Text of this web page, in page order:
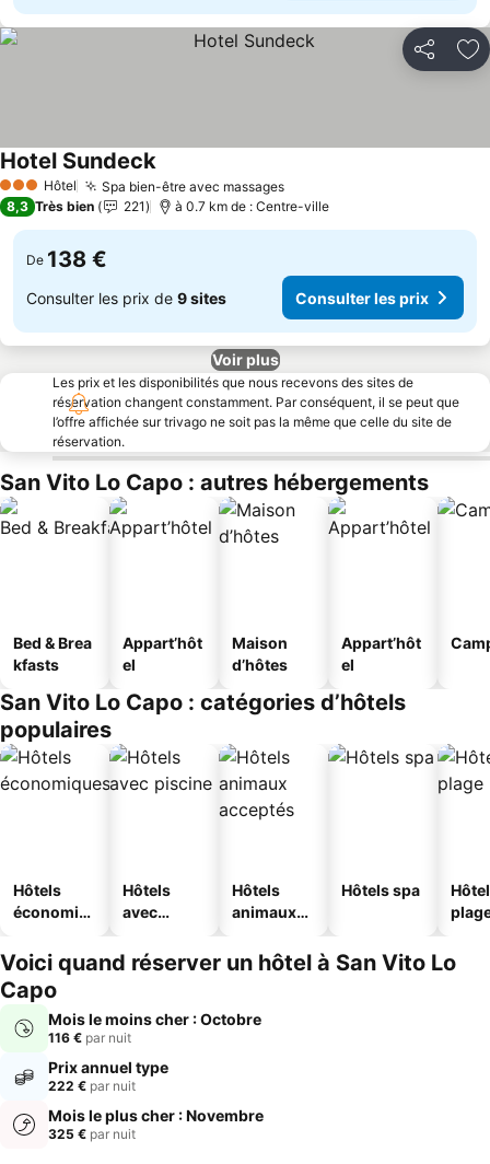
Partager
3 ÉtoilesHôtel Spa bien-être avec massagesConsulter les prix
Hotel SundeckConsulter les prix
8,3 Très bien 221 à 0.7 km de : Centre-ville
De 138 €
Consulter les prix de 9 sites Consulter les prix
Voir plus
Les prix et les disponibilités que nous recevons des sites de
réservation changent constamment. Par conséquent, il se peut que
l’offre affichée sur trivago ne soit pas la même que celle du site de
réservation.
San Vito Lo Capo : autres hébergements
Bed & Brea
kfasts
Appart’hôt
el
Maison
d’hôtes
Appart’hôt
el
San Vito Lo Capo : catégories d’hôtels
populaires
Hôtels
économiq
Hôtels
avec
Hôtels
animaux
Hôtels spa
Voici quand réserver un hôtel à San Vito Lo
Capo
Mois le moins cher : Octobre
116 € par nuit
Prix annuel type
222 € par nuit
Mois le plus cher : Novembre
325 € par nuit